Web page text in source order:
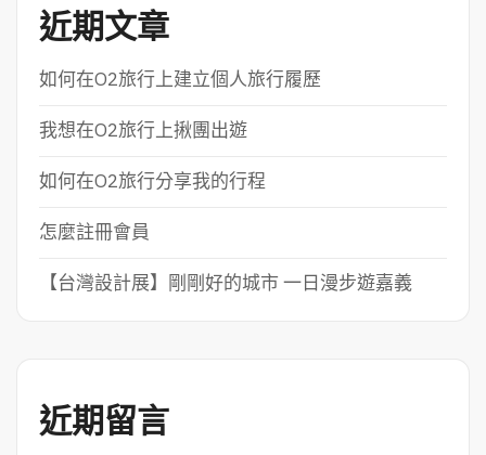
近期文章
如何在O2旅行上建立個人旅行履歷
我想在O2旅行上揪團出遊
如何在O2旅行分享我的行程
怎麼註冊會員
【台灣設計展】剛剛好的城市 一日漫步遊嘉義
近期留言